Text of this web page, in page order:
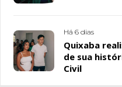
Há 6 dias
Quixaba
de sua
Civil